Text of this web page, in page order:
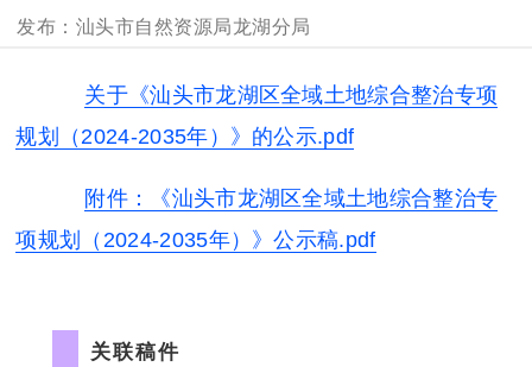
汕头市自然资源局龙湖分局
关于《汕头市龙湖区全域土地综合整治专项
规划（2024-2035年）》的公示.pdf
附件：《汕头市龙湖区全域土地综合整治专
项规划（2024-2035年）》公示稿.pdf
关联稿件